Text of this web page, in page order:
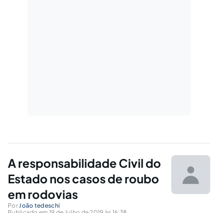
A responsabilidade Civil do
Estado nos casos de roubo
em rodovias
PorJoão tedeschi